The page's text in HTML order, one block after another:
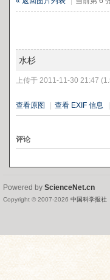
水杉
上传于 2011-11-30 21:47
查看原图 查看 EXIF 信息
评论
Powered by ScienceNet.cn
Copyright © 2007-2026 中国科学报社